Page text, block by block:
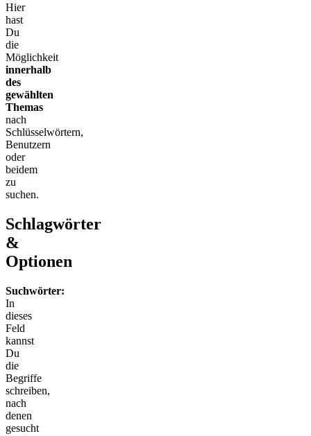
Hier
hast
Du
die
Möglichkeit
innerhalb
des
gewählten
Themas
nach
Schlüsselwörtern,
Benutzern
oder
beidem
zu
suchen.
Schlagwörter
&
Optionen
Suchwörter:
In
dieses
Feld
kannst
Du
die
Begriffe
schreiben,
nach
denen
gesucht